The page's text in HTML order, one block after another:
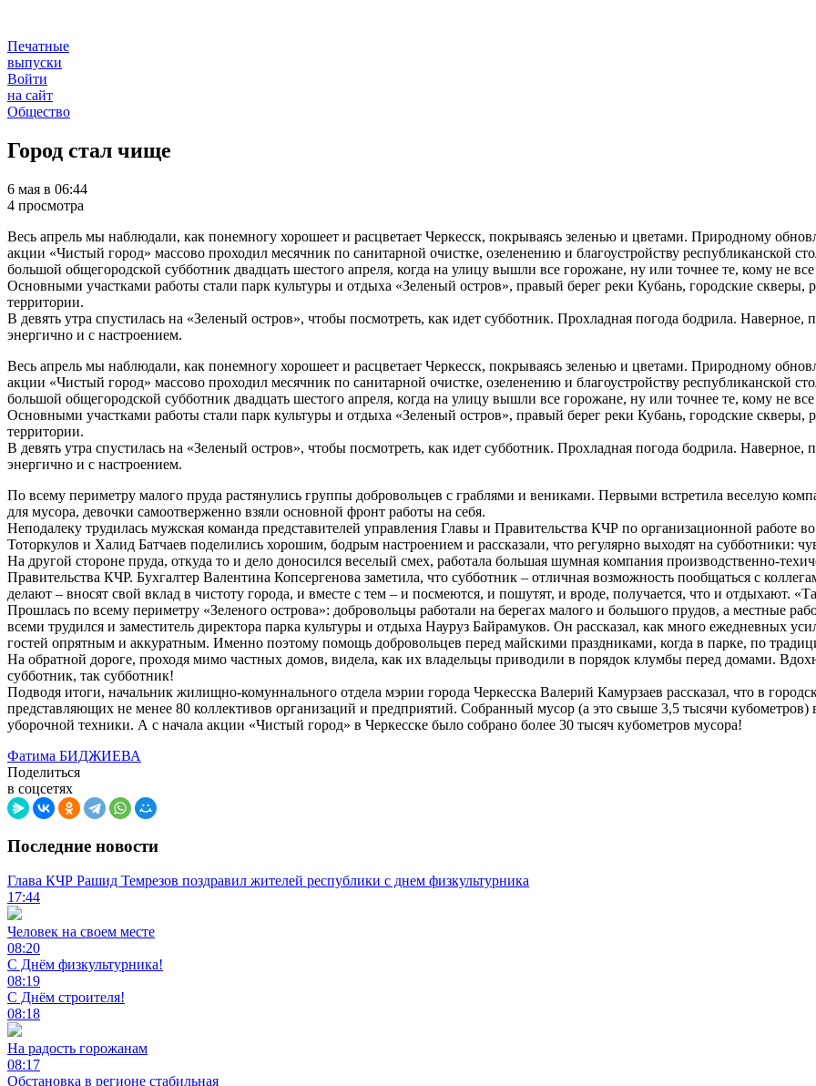
Печатные
выпуски
Войти
на сайт
Общество
Город стал чище
6 мая в 06:44
4 просмотра
Весь апрель мы наблюдали, как понемногу хорошеет и расцветает Черкесск, покрываясь зеленью и цветами. Природному
акции «Чистый город» массово проходил месячник по санитарной очистке, озеленению и благоустройству республиканской
большой общегородской субботник двадцать шестого апреля, когда на улицу вышли все горожане, ну или точнее те, кому не
Основными участками работы стали парк культуры и отдыха «Зеленый остров», правый берег реки Кубань, городские скверы,
территории.
В девять утра спустилась на «Зеленый остров», чтобы посмотреть, как идет субботник. Прохладная погода бодрила.
энергично и с настроением.
Весь апрель мы наблюдали, как понемногу хорошеет и расцветает Черкесск, покрываясь зеленью и цветами. Природному
акции «Чистый город» массово проходил месячник по санитарной очистке, озеленению и благоустройству республиканской
большой общегородской субботник двадцать шестого апреля, когда на улицу вышли все горожане, ну или точнее те, кому не
Основными участками работы стали парк культуры и отдыха «Зеленый остров», правый берег реки Кубань, городские скверы,
территории.
В девять утра спустилась на «Зеленый остров», чтобы посмотреть, как идет субботник. Прохладная погода бодрила.
энергично и с настроением.
По всему периметру малого пруда растянулись группы добровольцев с граблями и вениками. Первыми встретила веселую
для мусора, девочки самоотверженно взяли основной фронт работы на себя.
Неподалеку трудилась мужская команда представителей управления Главы и Правительства КЧР по организационной работе
Тоторкулов и Халид Батчаев поделились хорошим, бодрым настроением и рассказали, что регулярно выходят на субботники:
На другой стороне пруда, откуда то и дело доносился веселый смех, работала большая шумная компания производственно-
Правительства КЧР. Бухгалтер Валентина Копсергенова заметила, что субботник – отличная возможность пообщаться с
делают – вносят свой вклад в чистоту города, и вместе с тем – и посмеются, и пошутят, и вроде, получается, что и отдыхают.
Прошлась по всему периметру «Зеленого острова»: добровольцы работали на берегах малого и большого прудов, а местные
всеми трудился и заместитель директора парка культуры и отдыха Науруз Байрамуков. Он рассказал, как много ежедневных
гостей опрятным и аккуратным. Именно поэтому помощь добровольцев перед майскими праздниками, когда в парке, по
На обратной дороге, проходя мимо частных домов, видела, как их владельцы приводили в порядок клумбы перед домами.
субботник, так субботник!
Подводя итоги, начальник жилищно-комуннального отдела мэрии города Черкесска Валерий Камурзаев рассказал, что в
представляющих не менее 80 коллективов организаций и предприятий. Собранный мусор (а это свыше 3,5 тысячи
уборочной техники. А с начала акции «Чистый город» в Черкесске было собрано более 30 тысяч кубометров мусора!
Фатима БИДЖИЕВА
Поделиться
в соцсетях
Последние новости
Глава КЧР Рашид Темрезов поздравил жителей республики с днем физкультурника
17:44
Человек на своем месте
08:20
С Днём физкультурника!
08:19
С Днём строителя!
08:18
На радость горожанам
08:17
Обстановка в регионе стабильная